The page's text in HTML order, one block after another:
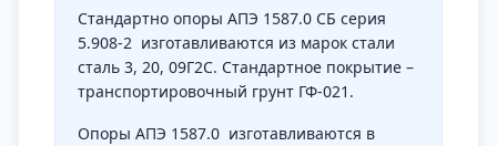
Стандартно опоры АПЭ 1587.0 СБ серия
5.908-2 изготавливаются из марок стали
сталь 3, 20, 09Г2С. Стандартное покрытие –
транспортировочный грунт ГФ-021.
Опоры АПЭ 1587.0 изготавливаются в